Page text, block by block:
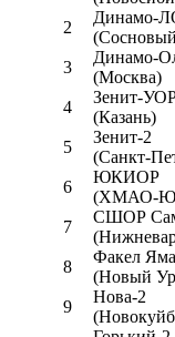
2
Динамо-
3
Динамо-
(Москва)
4
Зенит-
(Казань)
5
Зенит-2
(Санкт-
6
ЮКИОР
(ХМАО-
7
СШОР
8
Факел
(Новый
9
Нова-2